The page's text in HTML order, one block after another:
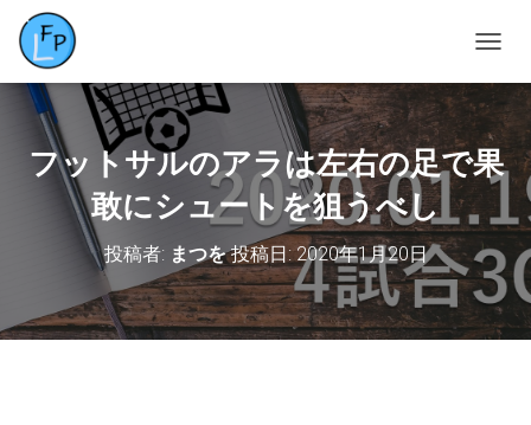
ビ
ゲ
シ
ョ
を
り
替
え
フットサルのアラは左右の足で果
敢にシュートを狙うべし
投稿者: まつを投稿日:2020年1月20日